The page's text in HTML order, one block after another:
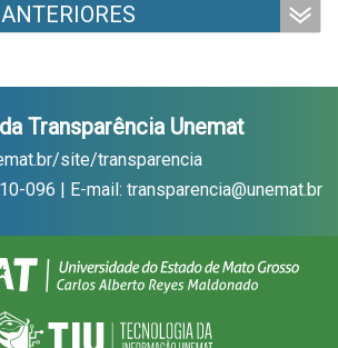
Transparência Unemat
site/transparencia
096 | E-mail: transparencia@unemat.br